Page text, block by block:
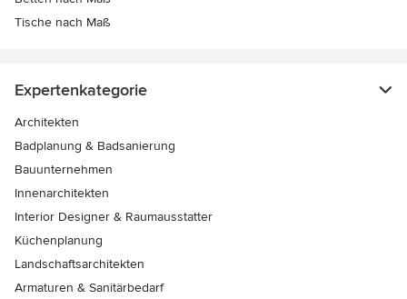
Tische nach Maß
Expertenkategorie
Architekten
Badplanung & Badsanierung
Bauunternehmen
Innenarchitekten
Interior Designer & Raumausstatter
Küchenplanung
Landschaftsarchitekten
Armaturen & Sanitärbedarf